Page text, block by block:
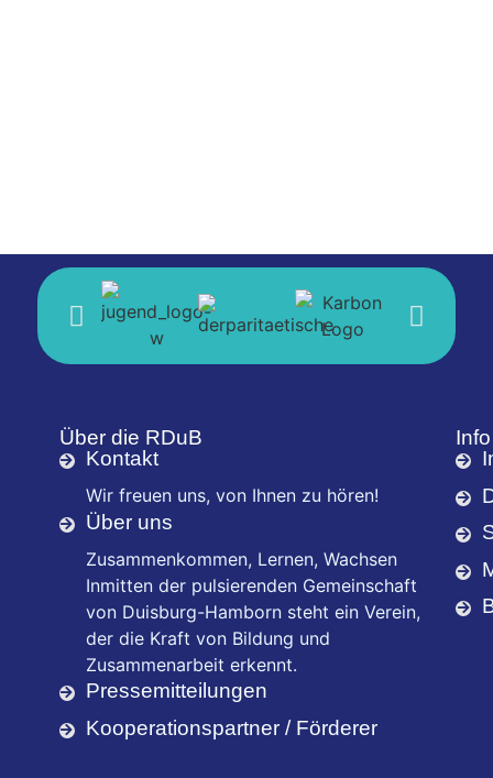
Über die RDuB
Kontakt
Wir freuen uns, von Ihnen zu hören!
Über uns
Zusammenkommen, Lernen, Wachsen
Inmitten der pulsierenden Gemeinschaft
von Duisburg-Hamborn steht ein Verein,
der die Kraft von Bildung und
Zusammenarbeit erkennt.
Pressemitteilungen
Kooperationspartner / Förderer
Info